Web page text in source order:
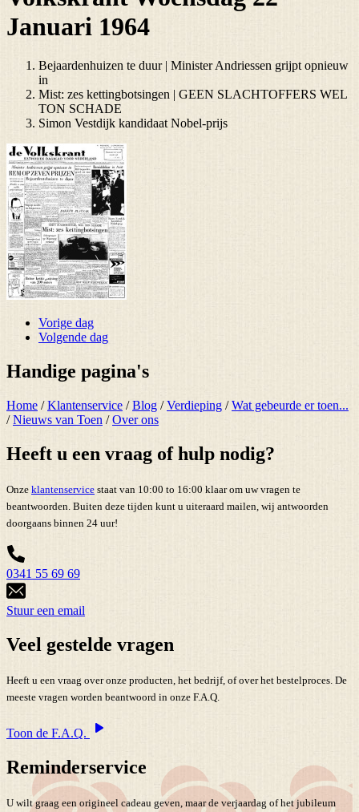
Januari 1964
Bejaardenhuizen te duur | Minister Andriessen grijpt opnieuw
in
Mist: zes kettingbotsingen | GEEN SLACHTOFFERS WEL
TON SCHADE
Simon Vestdijk kandidaat Nobel-prijs
Vorige dag
Volgende dag
Handige pagina's
Home /Klantenservice /Blog /Verdieping /Wat gebeurde er toen...
/Nieuws van Toen /Over ons
Heeft u een vraag of hulp nodig?
Onze klantenservice staat van 10:00 to 16:00 klaar om uw vragen te
beantwoorden. Buiten deze tijden kunt u uiteraard mailen, wij antwoorden
doorgaans binnen 24 uur!
0341 55 69 69
Stuur een email
Veel gestelde vragen
Heeft u een vraag over onze producten, het bedrijf, of over het bestelproces. De
meeste vragen worden beantwoord in onze F.A.Q.
Toon de F.A.Q.
Reminderservice
U wilt graag een origineel cadeau geven, maar de verjaardag of het jubileum